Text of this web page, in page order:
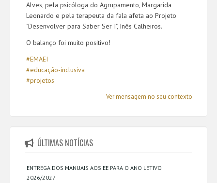
Alves, pela psicóloga do Agrupamento, Margarida
Leonardo e pela terapeuta da fala afeta ao Projeto
"Desenvolver para Saber Ser I", Inês Calheiros.
O balanço foi muito positivo!
#EMAEI
#educação-inclusiva
#projetos
Ver mensagem no seu contexto
ÚLTIMAS NOTÍCIAS
ENTREGA DOS MANUAIS AOS EE PARA O ANO LETIVO
2026/2027